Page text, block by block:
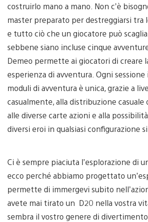
costruirlo mano a mano. Non c’è
master preparato per destreggiarsi tra
e tutto ciò che un giocatore può
sebbene siano incluse cinque
Demeo permette ai giocatori di creare
esperienza di avventura. Ogni
moduli di avventura è unica, grazie a
casualmente, alla distribuzione
alle diverse carte azioni e alla
diversi eroi in qualsiasi configurazione si
Ci è sempre piaciuta l’esplorazione di
ecco perché abbiamo progettato
permette di immergevi subito
avete mai tirato un D20 nella vostra
sembra il vostro genere di